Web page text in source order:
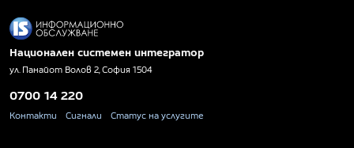
Национален системен интегратор
ул. Панайот Волов 2, София 1504
0700 14 220
Контакти Сигнали Статус на услугите